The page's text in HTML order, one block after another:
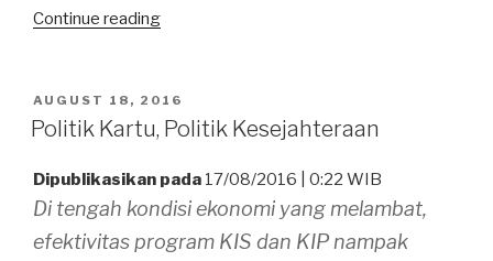
Continue reading“UNAIR
Rahardjo
Guards
Policy
Information”
POSTED
ON
AUGUST 18, 2016
Politik Kartu, Politik Kesejahteraan
Dipublikasikan pada 17/08/2016 | 0:22 WIB
Di tengah kondisi ekonomi yang melambat,
efektivitas program KIS dan KIP nampak